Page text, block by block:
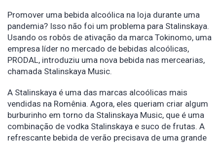
Promover uma bebida alcoólica na loja durante uma
pandemia? Isso não foi um problema para Stalinskaya.
Usando os robôs de ativação da marca Tokinomo, uma
empresa líder no mercado de bebidas alcoólicas,
PRODAL, introduziu uma nova bebida nas mercearias,
chamada Stalinskaya Music.
A Stalinskaya é uma das marcas alcoólicas mais
vendidas na Romênia. Agora, eles queriam criar algum
burburinho em torno da Stalinskaya Music, que é uma
combinação de vodka Stalinskaya e suco de frutas. A
refrescante bebida de verão precisava de uma grande